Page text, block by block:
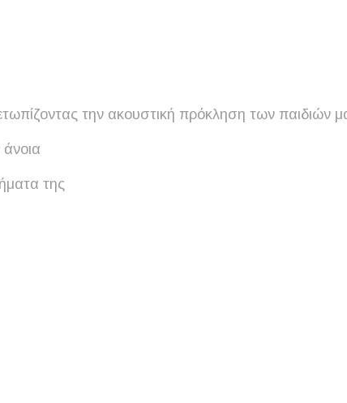
την ακουστική πρόκληση των παιδιών
της